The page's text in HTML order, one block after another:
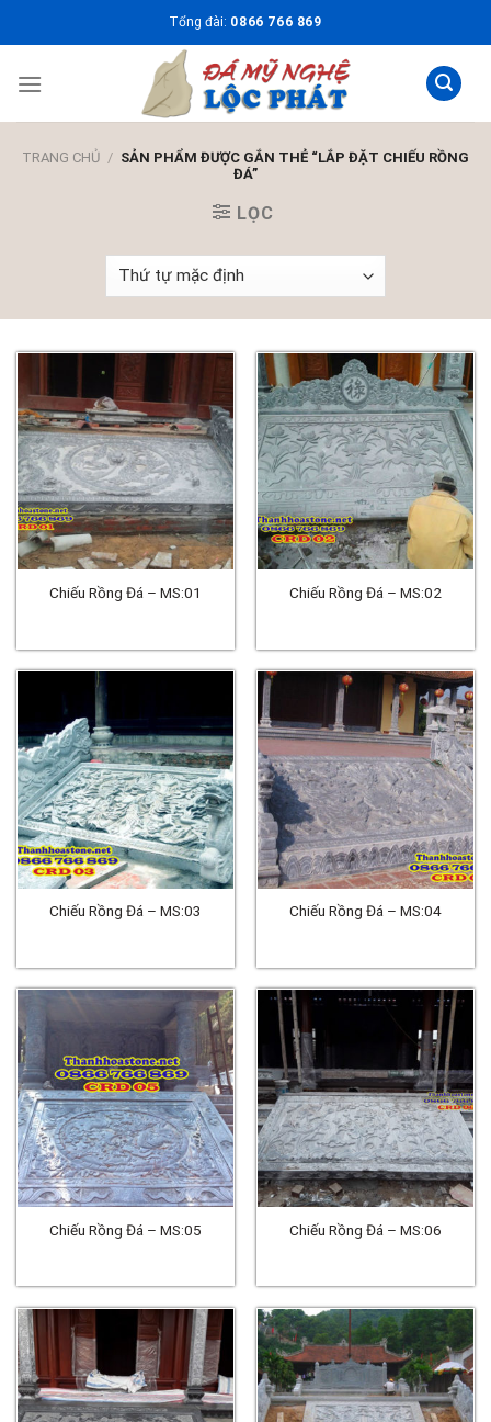
to
Tổng đài: 0866 766 869
TRANG CHỦ / SẢN PHẨM ĐƯỢC GẮN THẺ “LẮP ĐẶT CHIẾU RỒNG
ĐÁ”
LỌC
Chiếu Rồng Đá – MS:01 Chiếu Rồng Đá – MS:02
Chiếu Rồng Đá – MS:03 Chiếu Rồng Đá – MS:04
Chiếu Rồng Đá – MS:05 Chiếu Rồng Đá – MS:06